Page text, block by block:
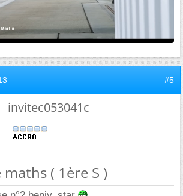
#5
invitec053041c
maths ( 1ère S )